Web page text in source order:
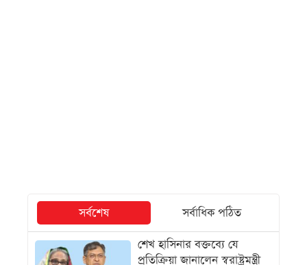
সর্বশেষ
সর্বাধিক পঠিত
শেখ হাসিনার বক্তব্যে যে
প্রতিক্রিয়া জানালেন স্বরাষ্ট্রমন্ত্রী